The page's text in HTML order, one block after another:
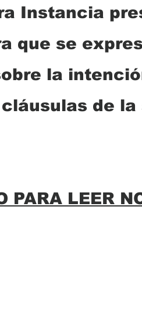
Instancia
que se
la
de
PARA LEER